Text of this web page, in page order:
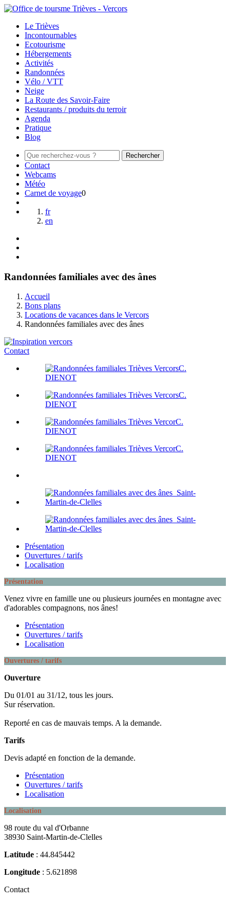
Le Trièves
Incontournables
Ecotourisme
Hébergements
Activités
Randonnées
Vélo / VTT
Neige
La Route des Savoir-Faire
Restaurants / produits du terroir
Agenda
Pratique
Blog
Rechercher
Contact
Webcams
Météo
Carnet de voyage0
fr
en
Randonnées familiales avec des ânes
Accueil
Bons plans
Locations de vacances dans le Vercors
Randonnées familiales avec des ânes
Contact
C.
DIENOT
C.
DIENOT
C.
DIENOT
C.
DIENOT
Présentation
Ouvertures / tarifs
Localisation
Présentation
Venez vivre en famille une ou plusieurs journées en montagne avec
d'adorables compagnons, nos ânes!
Présentation
Ouvertures / tarifs
Localisation
Ouvertures / tarifs
Ouverture
Du 01/01 au 31/12, tous les jours.
Sur réservation.
Reporté en cas de mauvais temps. A la demande.
Tarifs
Devis adapté en fonction de la demande.
Présentation
Ouvertures / tarifs
Localisation
Localisation
98 route du val d'Orbanne
38930 Saint-Martin-de-Clelles
Latitude : 44.845442
Longitude : 5.621898
Contact